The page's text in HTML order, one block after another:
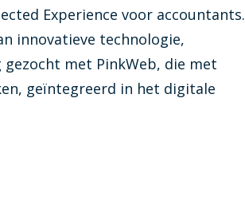
Experience voor accountants.
innovatieve technologie,
met PinkWeb, die met
geïntegreerd in het digitale